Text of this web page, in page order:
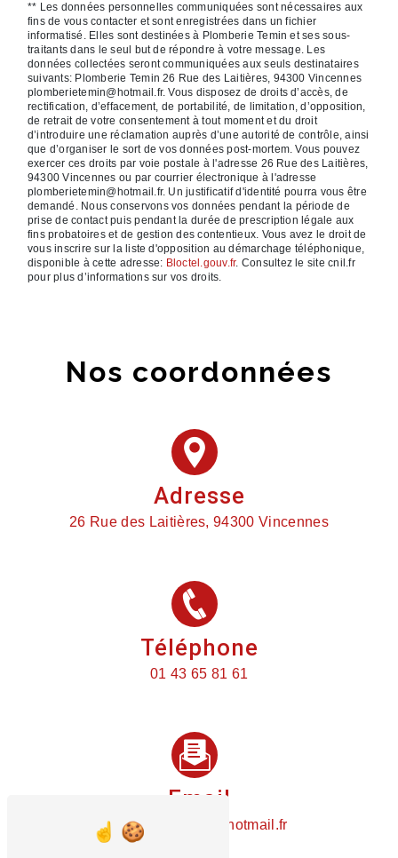
** Les données personnelles communiquées sont nécessaires aux
fins de vous contacter et sont enregistrées dans un fichier
informatisé. Elles sont destinées à Plomberie Temin et ses sous-
traitants dans le seul but de répondre à votre message. Les
données collectées seront communiquées aux seuls destinataires
suivants: Plomberie Temin 26 Rue des Laitières, 94300 Vincennes
plomberietemin@hotmail.fr. Vous disposez de droits d’accès, de
rectification, d’effacement, de portabilité, de limitation, d’opposition,
de retrait de votre consentement à tout moment et du droit
d’introduire une réclamation auprès d’une autorité de contrôle, ainsi
que d’organiser le sort de vos données post-mortem. Vous pouvez
exercer ces droits par voie postale à l'adresse 26 Rue des Laitières,
94300 Vincennes ou par courrier électronique à l'adresse
plomberietemin@hotmail.fr. Un justificatif d'identité pourra vous être
demandé. Nous conservons vos données pendant la période de
prise de contact puis pendant la durée de prescription légale aux
fins probatoires et de gestion des contentieux. Vous avez le droit de
vous inscrire sur la liste d'opposition au démarchage téléphonique,
disponible à cette adresse: Bloctel.gouv.fr. Consultez le site cnil.fr
pour plus d’informations sur vos droits.
Nos coordonnées
Adresse
26 Rue des Laitières, 94300 Vincennes
Téléphone
01 43 65 81 61
Email
plomberietemin@hotmail.fr